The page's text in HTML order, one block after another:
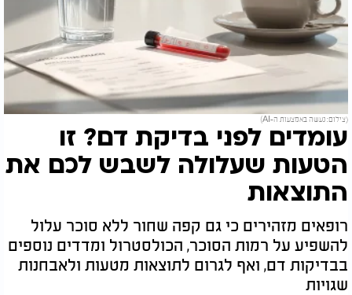
(צילום: נעשה באמצעות ה-AI)
עומדים לפני בדיקת דם? זו
הטעות שעלולה לשבש לכם את
התוצאות
רופאים מזהירים כי גם קפה שחור ללא סוכר עלול
להשפיע על רמות הסוכר, הכולסטרול ומדדים נוספים
בבדיקות דם, ואף לגרום לתוצאות מטעות ולאבחנות
שגויות